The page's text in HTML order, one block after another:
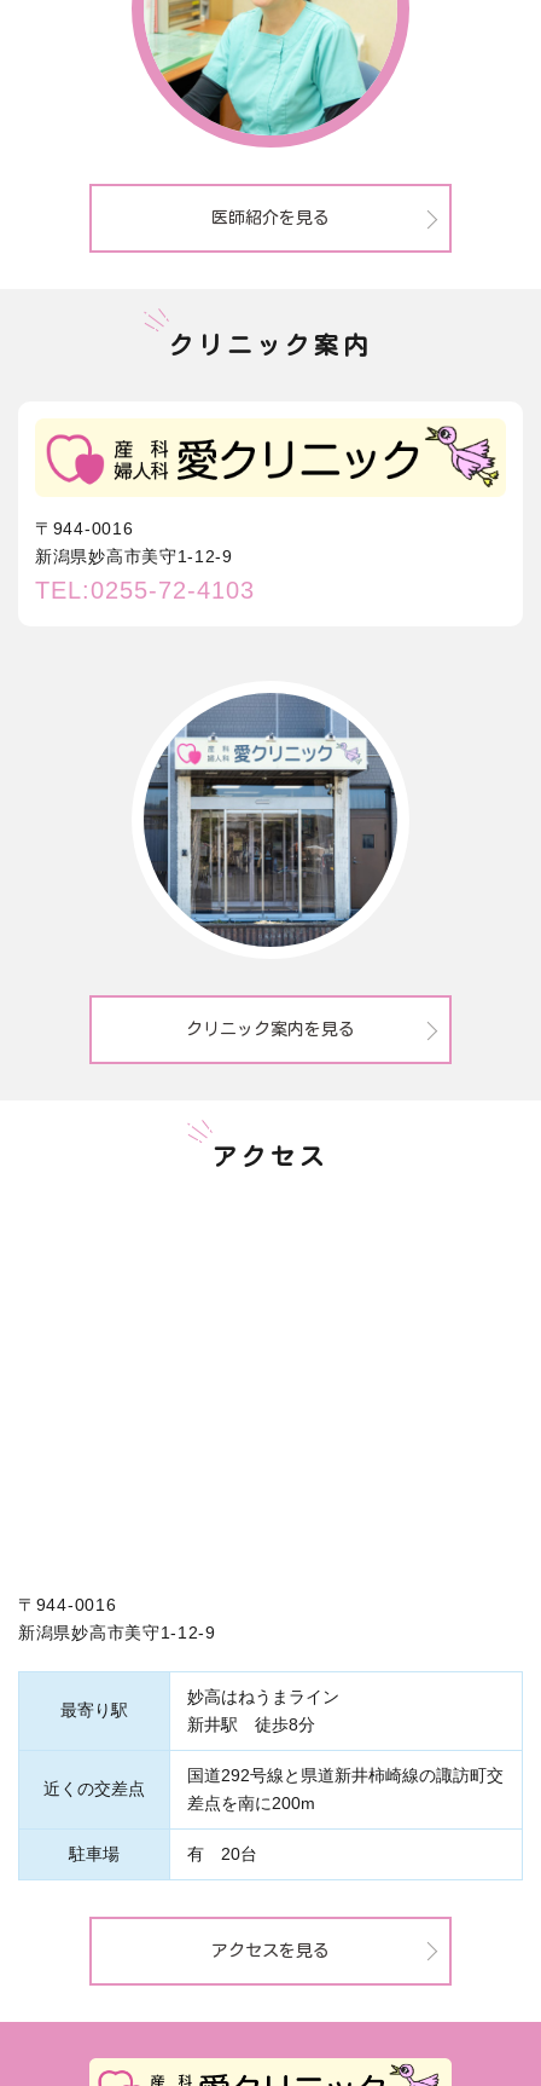
医師紹介を見る
クリニック案内
〒944-0016
新潟県妙高市美守1-12-9
TEL:0255-72-4103
クリニック案内を見る
アクセス
〒944-0016
新潟県妙高市美守1-12-9
最寄り駅
妙高はねうまライン
新井駅 徒歩8分
近くの交差点
国道292号線と県道新井柿崎線の諏訪町交
差点を南に200m
駐車場 有 20台
アクセスを見る